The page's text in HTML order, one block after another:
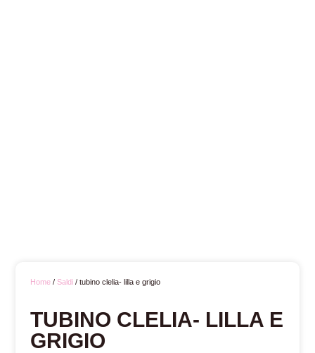
Home/ Saldi/ tubino clelia- lilla e grigio
TUBINO CLELIA- LILLA E
GRIGIO